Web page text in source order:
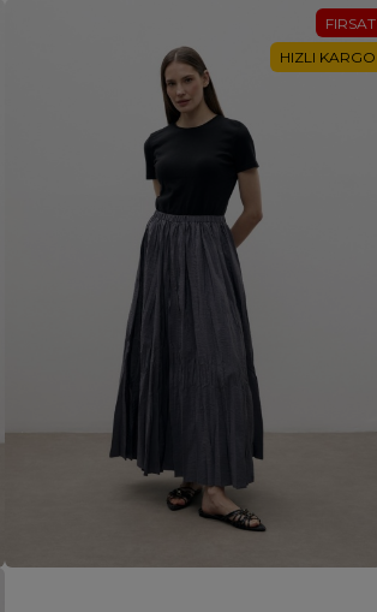
FIRSAT
HIZLI KARGO